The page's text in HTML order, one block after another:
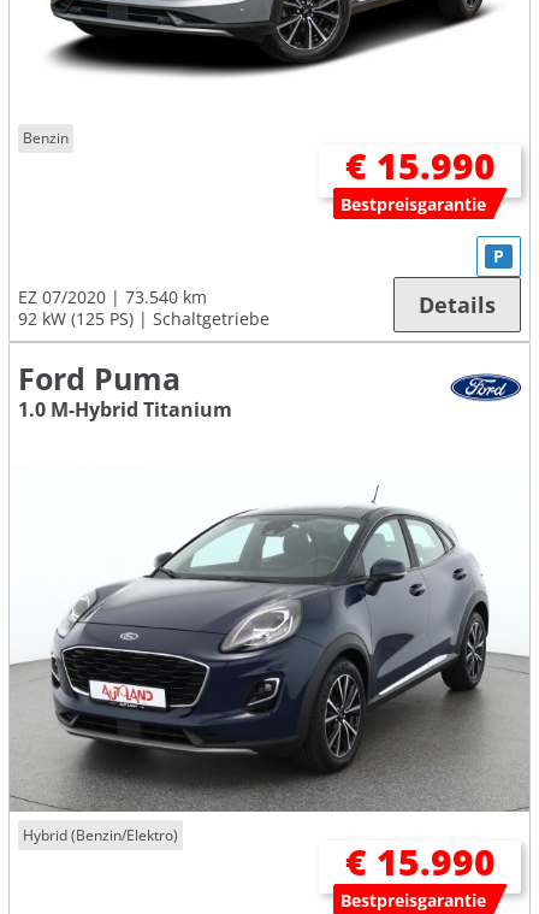
Benzin
€ 15.990
Bestpreisgarantie
EZ 07/2020
73.540 km
92 kW (125 PS)
Schaltgetriebe
P
Details
Ford Puma
1.0 M-Hybrid Titanium
Hybrid (Benzin/Elektro)
€ 15.990
Bestpreisgarantie